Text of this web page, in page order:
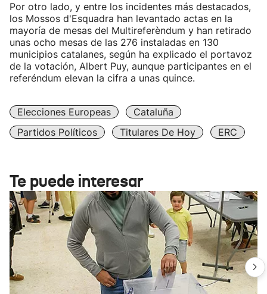
Por otro lado, y entre los incidentes más destacados,
los Mossos d'Esquadra han levantado actas en la
mayoría de mesas del Multireferèndum y han retirado
unas ocho mesas de las 276 instaladas en 130
municipios catalanes, según ha explicado el portavoz
de la votación, Albert Puy, aunque participantes en el
referéndum elevan la cifra a unas quince.
Elecciones Europeas
Cataluña
Partidos Políticos
Titulares De Hoy ERC
Te puede interesar